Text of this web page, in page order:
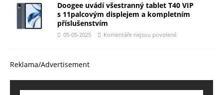
Doogee uvádí všestranný tablet T40 VIP
s 11palcovým displejem a kompletním
příslušenstvím
05-05-2025 Komentáře nejsou povolené
Reklama/Advertisement